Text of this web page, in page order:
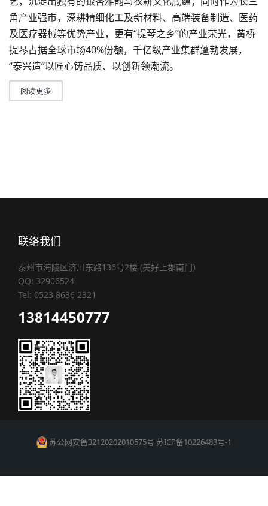
角产业强市，深耕精细化工及新材料、高端装备制造、医药
及医疗器械等优势产业，更有“提琴之乡”的产业荣光，黄桥
提琴占据全球市场40%份额，千亿级产业集群蓬勃发展，
“泰兴造”以匠心铸品质、以创新领潮流。
阅读更多
联络我们
泰州市海陵区济川东路136号2楼 (美好上郡南门）
QQ: 32906524
Tel: 0523 8636 2321
13814450777
苏公网安备32120202010575号 苏ICP备10226483号-1